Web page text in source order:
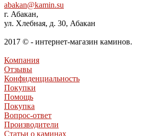
abakan@kamin.su
г. Абакан,
ул. Хлебная, д. 30, Абакан
2017 © - интернет-магазин каминов.
Компания
Отзывы
Конфиденциальность
Покупки
Помощь
Покупка
Вопрос-ответ
Производители
Статьи о каминах